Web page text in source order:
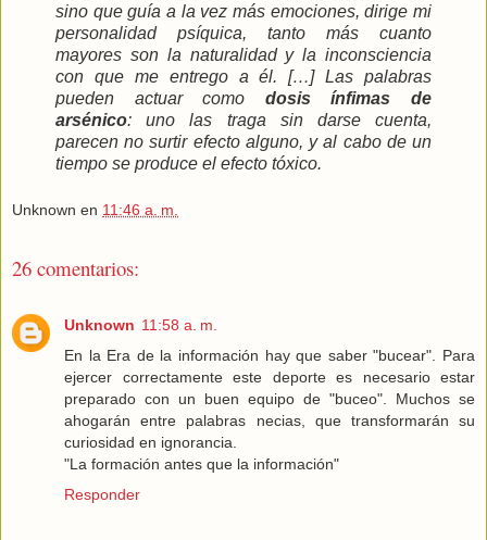
sino que guía a la vez más emociones, dirige mi
personalidad psíquica, tanto más cuanto
mayores son la naturalidad y la inconsciencia
con que me entrego a él. […] Las palabras
pueden actuar como dosis ínfimas de
arsénico: uno las traga sin darse cuenta,
parecen no surtir efecto alguno, y al cabo de un
tiempo se produce el efecto tóxico.
Unknown en 11:46 a. m.
26 comentarios:
Unknown 11:58 a. m.
En la Era de la información hay que saber "bucear". Para
ejercer correctamente este deporte es necesario estar
preparado con un buen equipo de "buceo". Muchos se
ahogarán entre palabras necias, que transformarán su
curiosidad en ignorancia.
"La formación antes que la información"
Responder